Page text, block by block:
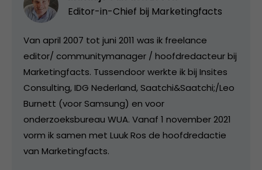
Editor-in-Chief bij Marketingfacts
Van april 2007 tot juni 2011 was ik freelance
editor/ communitymanager / hoofdredacteur bij
Marketingfacts. Tussendoor werkte ik bij Insites
Consulting, IDG Nederland, Saatchi&Saatchi;/Leo
Burnett (voor Samsung) en voor
onderzoeksbureau WUA. Vanaf 1 november 2021
vorm ik samen met Luuk Ros de hoofdredactie
van Marketingfacts.